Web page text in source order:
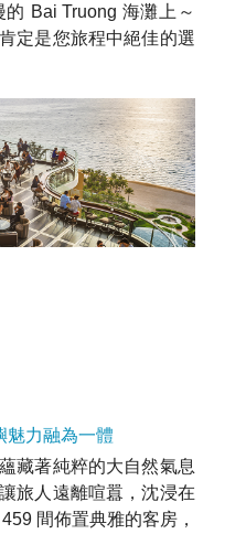
Bai Truong 海灘上～
定是您旅程中絕佳的選
魅力融為一體
藏著純粹的大自然氣息
旅人遠離喧囂，沈浸在
間佈置典雅的客房，